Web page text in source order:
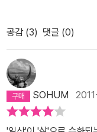
전히 남아있습니다. 저
습니다. 앞으로도 없을
는 게 아니라, 사람이
는 생각에서요. 에이해
딕을 죽이려다가 다리를
방어합니다. 그러다 다
다짐합니다. 적반하장
오랜만에 나타나 선원
로 공격했을 뿐이데, 이
품다니, 천벌을 받게 될
누가 있느냐고 그는 외
게는 민주주의 자이지
문체의 맛도 볼 수 있다.왜 사람들
읽어 보는지 조금이나마 알게 됐다. 같은 산을 올라도 정상을 향하는
길이 무수히 많고 등산
발걸음 속에서 눈에 들
할 수 있는 산이 ˝ 모비 딕 ˝ 이다.조만간 다시 꺼내 읽어야겠다. 다음
에 읽을 땐 배화교도 패달라의 암흑적인 정서로 읽어볼까?패달라의
처럼 꼿꼿이 서 있었다
뒤 순례자들의 경배 대
었는데, 그 특징들은 반
관련되어 있었다. -109쪽
담은 멜빌의 고래에 대
이라고 소개된 자(허먼
사되는 상황전개의 흥
소설의 끝에 펼쳐지는
후와, 결연하면서도 덤
먹먹하게 만들기에 충
아니라 악마의 이름으로
공감 (3) 댓글 (0)
SOHUM